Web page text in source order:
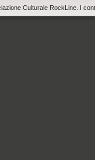
Culturale RockLine. I